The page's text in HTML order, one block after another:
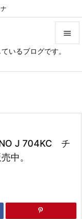
いるブログです。

次へ
J 704KC チ
中。